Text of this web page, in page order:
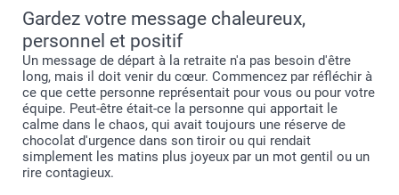
Gardez votre message chaleureux,
personnel et positif
Un message de départ à la retraite n'a pas besoin d'être
long, mais il doit venir du cœur. Commencez par réfléchir à
ce que cette personne représentait pour vous ou pour votre
équipe. Peut-être était-ce la personne qui apportait le
calme dans le chaos, qui avait toujours une réserve de
chocolat d'urgence dans son tiroir ou qui rendait
simplement les matins plus joyeux par un mot gentil ou un
rire contagieux.